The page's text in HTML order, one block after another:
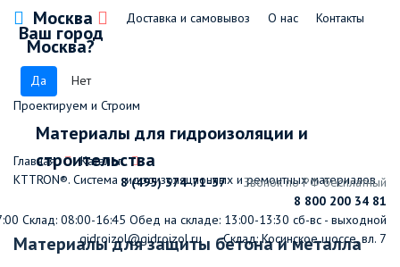
Москва
Ваш город
Москва?
Да Нет
Доставка и самовывоз О нас Контакты
Проектируем и Строим
Материалы для гидроизоляции и
строительства
8 (495) 374-71-37
Звонок по РФ бесплатный
8 800 200 34 81
Склад: 08:00-16:45 Обед на складе: 13:00-13:30 сб-вс - выходной
gidroizol@gidroizol.ru
Склад: Косинское шоссе, вл. 7
Главная
Каталог
КТТRON®. Система гидроизоляционных и ремонтных материалов
Материалы для защиты бетона и металла